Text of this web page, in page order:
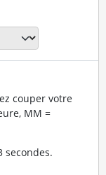
couper votre
MM =
secondes.